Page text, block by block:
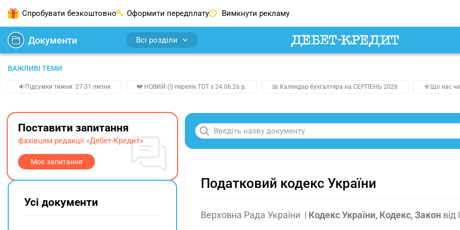
Спробувати безкоштовно Оформити передплату Вимкнути рекламу
Документи Всі розділи
ВАЖЛИВІ ТЕМИ
🔉Підсумки тижня. 27-31 липня 💔 НОВИЙ (!) перелік ТОТ з 24.06.26 р. 📅 Календар бухгалтера на СЕРПЕНЬ 2026 ☀️Що нас
Податковий кодекс України
Верховна Рада України | Кодекс України, Кодекс, Закон від
Поставити запитання
фахівцям редакції «Дебет-Кредит»
Моє запитання
Усі документи